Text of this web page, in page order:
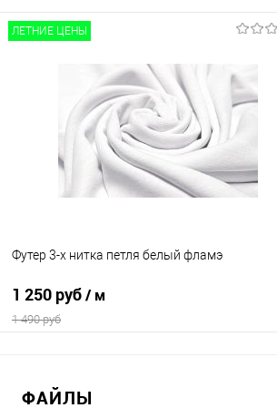
В избранное
В наличии
ЛЕТНИЕ ЦЕНЫ
Футер 3-х нитка петля белый фламэ
1 250 руб/ м
1 490 руб
ФАЙЛЫ